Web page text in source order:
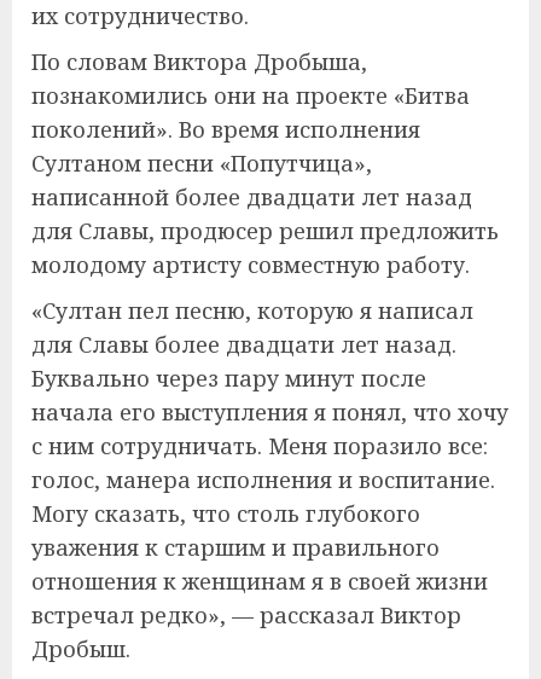
их сотрудничество.
По словам Виктора Дробыша,
познакомились они на проекте «Битва
поколений». Во время исполнения
Султаном песни «Попутчица»,
написанной более двадцати лет назад
для Славы, продюсер решил предложить
молодому артисту совместную работу.
«Султан пел песню, которую я написал
для Славы более двадцати лет назад.
Буквально через пару минут после
начала его выступления я понял, что хочу
с ним сотрудничать. Меня поразило все:
голос, манера исполнения и воспитание.
Могу сказать, что столь глубокого
уважения к старшим и правильного
отношения к женщинам я в своей жизни
встречал редко», — рассказал Виктор
Дробыш.